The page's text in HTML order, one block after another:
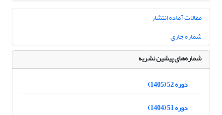
مقالات آماده انتشار
شماره جاری
شماره‌های پیشین نشریه
دوره 52 (1405)
دوره 51 (1404)